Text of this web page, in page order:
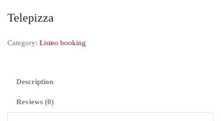
Telepizza
Category: Listeo booking
Description
Reviews (0)